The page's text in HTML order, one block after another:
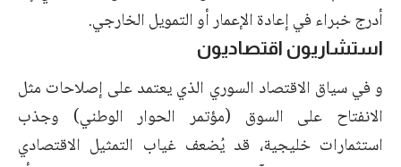
أدرج خبراء في إعادة الإعمار أو التمويل الخارجي.
استشاريون اقتصاديون
و في سياق الاقتصاد السوري الذي يعتمد على إصلاحات مثل
الانفتاح على السوق (مؤتمر الحوار الوطني) وجذب
استثمارات خليجية، قد يُضعف غياب التمثيل الاقتصادي